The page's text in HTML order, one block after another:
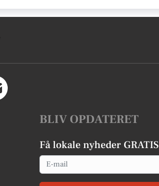
BLIV OPDATERET
Få lokale nyheder GRATIS
Email